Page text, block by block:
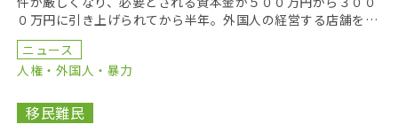
０万円に引き上げられてから半年。外国人の経営する店舗をが
閉店に追い込まれるなど、深刻な影響が出ている。こうし […]
ニュース
人権・外国人・暴力
移民難民